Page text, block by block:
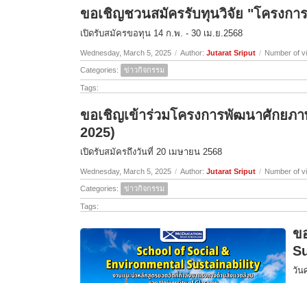
ขอเชิญชวนสมัครรับทุนวิจัย "โครงก
เปิดรับสมัครขอทุน 14 ก.พ. - 30 เม.ย.2568
Wednesday, March 5, 2025 / Author: Jutarat Sriput / Number of
Categories: ข่าวกิจกรรม
Tags:
ขอเชิญเข้าร่วมโครงการพัฒนาศักยภ
2025)
เปิดรับสมัครถึงวันที่ 20 เมษายน 2568
Wednesday, March 5, 2025 / Author: Jutarat Sriput / Number of
Categories: ข่าวกิจกรรม
Tags:
ข
วัน